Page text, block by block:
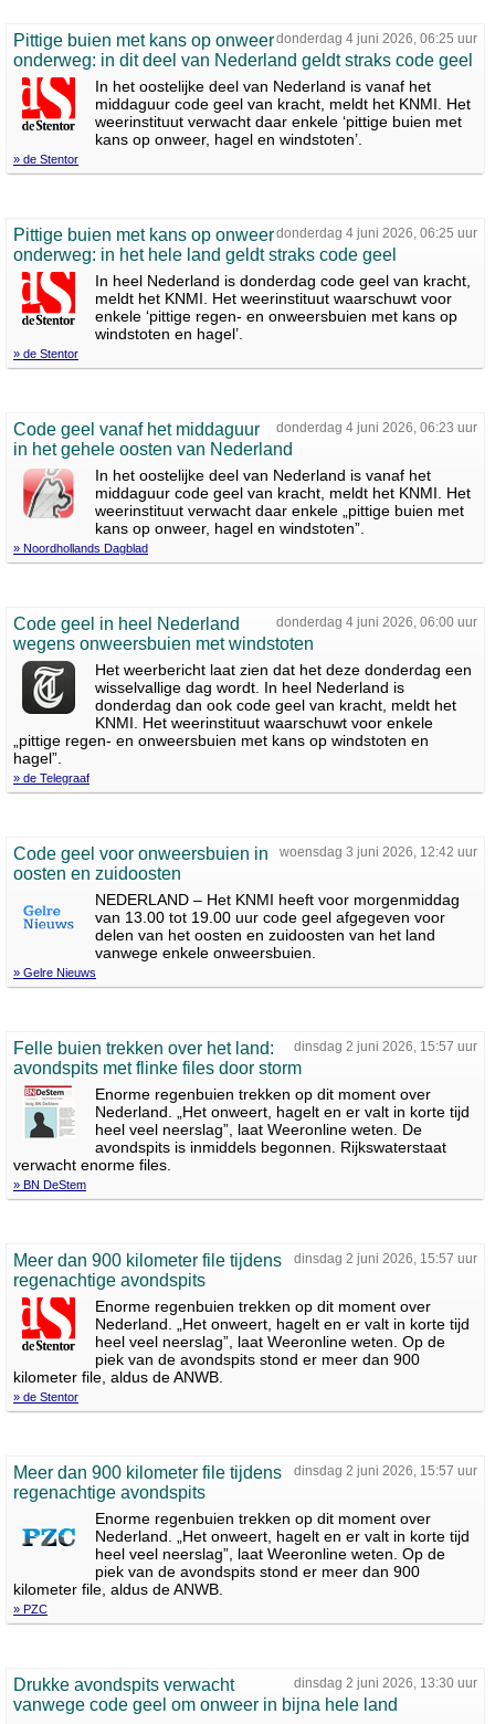
donderdag 4 juni 2026, 06:25 uur
Pittige buien met kans op onweer
onderweg: in dit deel van Nederland geldt straks code geel
In het oostelijke deel van Nederland is vanaf het
middaguur code geel van kracht, meldt het KNMI. Het
weerinstituut verwacht daar enkele ‘pittige buien met
kans op onweer, hagel en windstoten’.
» de Stentor
donderdag 4 juni 2026, 06:25 uur
Pittige buien met kans op onweer
onderweg: in het hele land geldt straks code geel
In heel Nederland is donderdag code geel van kracht,
meldt het KNMI. Het weerinstituut waarschuwt voor
enkele ‘pittige regen- en onweersbuien met kans op
windstoten en hagel’.
» de Stentor
donderdag 4 juni 2026, 06:23 uur
Code geel vanaf het middaguur
in het gehele oosten van Nederland
In het oostelijke deel van Nederland is vanaf het
middaguur code geel van kracht, meldt het KNMI. Het
weerinstituut verwacht daar enkele „pittige buien met
kans op onweer, hagel en windstoten”.
» Noordhollands Dagblad
donderdag 4 juni 2026, 06:00 uur
Code geel in heel Nederland
wegens onweersbuien met windstoten
Het weerbericht laat zien dat het deze donderdag een
wisselvallige dag wordt. In heel Nederland is
donderdag dan ook code geel van kracht, meldt het
KNMI. Het weerinstituut waarschuwt voor enkele
„pittige regen- en onweersbuien met kans op windstoten en
hagel”.
» de Telegraaf
woensdag 3 juni 2026, 12:42 uur
Code geel voor onweersbuien in
oosten en zuidoosten
NEDERLAND – Het KNMI heeft voor morgenmiddag
van 13.00 tot 19.00 uur code geel afgegeven voor
delen van het oosten en zuidoosten van het land
vanwege enkele onweersbuien.
» Gelre Nieuws
dinsdag 2 juni 2026, 15:57 uur
Felle buien trekken over het land:
avondspits met flinke files door storm
Enorme regenbuien trekken op dit moment over
Nederland. „Het onweert, hagelt en er valt in korte tijd
heel veel neerslag”, laat Weeronline weten. De
avondspits is inmiddels begonnen. Rijkswaterstaat
verwacht enorme files.
» BN DeStem
dinsdag 2 juni 2026, 15:57 uur
Meer dan 900 kilometer file tijdens
regenachtige avondspits
Enorme regenbuien trekken op dit moment over
Nederland. „Het onweert, hagelt en er valt in korte tijd
heel veel neerslag”, laat Weeronline weten. Op de
piek van de avondspits stond er meer dan 900
kilometer file, aldus de ANWB.
» de Stentor
dinsdag 2 juni 2026, 15:57 uur
Meer dan 900 kilometer file tijdens
regenachtige avondspits
Enorme regenbuien trekken op dit moment over
Nederland. „Het onweert, hagelt en er valt in korte tijd
heel veel neerslag”, laat Weeronline weten. Op de
piek van de avondspits stond er meer dan 900
kilometer file, aldus de ANWB.
» PZC
dinsdag 2 juni 2026, 13:30 uur
Drukke avondspits verwacht
vanwege code geel om onweer in bijna hele land